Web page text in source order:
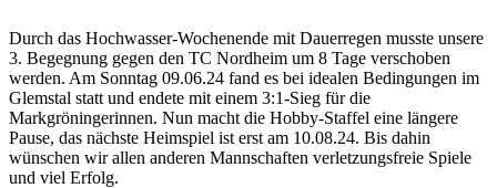
Durch das Hochwasser-Wochenende mit Dauerregen musste unsere
3. Begegnung gegen den TC Nordheim um 8 Tage verschoben
werden. Am Sonntag 09.06.24 fand es bei idealen Bedingungen im
Glemstal statt und endete mit einem 3:1-Sieg für die
Markgröningerinnen. Nun macht die Hobby-Staffel eine längere
Pause, das nächste Heimspiel ist erst am 10.08.24. Bis dahin
wünschen wir allen anderen Mannschaften verletzungsfreie Spiele
und viel Erfolg.